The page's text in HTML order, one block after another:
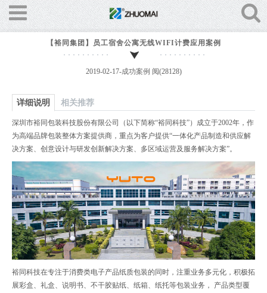
【裕同集团】员工宿舍公寓无线WIFI计费应用案例
2019-02-17-成功案例 阅(28128)
详细说明 相关推荐
深圳市裕同包装科技股份有限公司（以下简称“裕同科技”）成立于2002年，作
为高端品牌包装整体方案提供商，重点为客户提供“一体化产品制造和供应解
决方案、创意设计与研发创新解决方案、多区域运营及服务解决方案”。
裕同科技在专注于消费类电子产品纸质包装的同时，注重业务多元化，积极拓
展彩盒、礼盒、说明书、不干胶贴纸、纸箱、纸托等包装业务， 产品类型覆